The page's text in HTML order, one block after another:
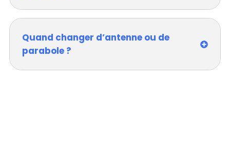
Quand changer d’antenne ou de
parabole ?